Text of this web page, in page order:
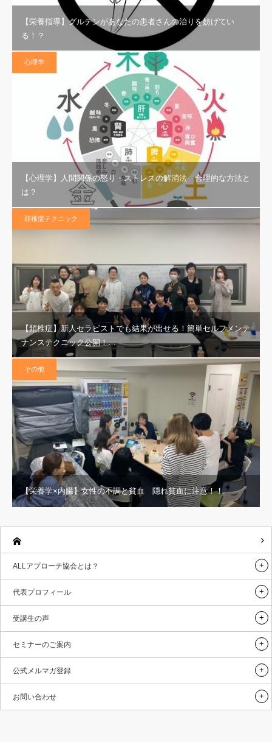
【栄養指導】グルテンがあなたの患者さんの治りを妨げてい
る！？
心理学
【心理学】人間関係の怒り・ストレスの解消法 合理的な方法と
は？
頚椎症テクニック
【頚椎症】新人セラピストでも結果が出せる！簡単セルフメンテ
ナンステクニック公開！…
その他
【栄養学×内臓】女性の不調と貧血 隠れ貧血に注意！！
ALLアプローチ協会とは？
代表プロフィール
受講生の声
セミナーのご案内
公式メルマガ登録
お問い合わせ